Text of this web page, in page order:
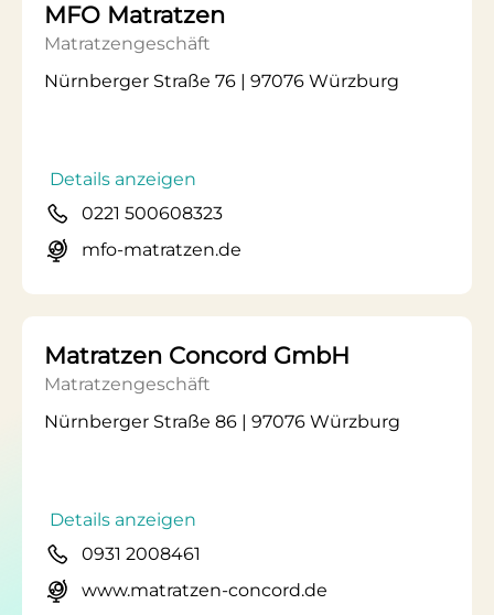
MFO Matratzen
Matratzengeschäft
Nürnberger Straße 76 | 97076 Würzburg
Details anzeigen
0221 500608323
mfo-matratzen.de
Matratzen Concord GmbH
Matratzengeschäft
Nürnberger Straße 86 | 97076 Würzburg
Details anzeigen
0931 2008461
www.matratzen-concord.de